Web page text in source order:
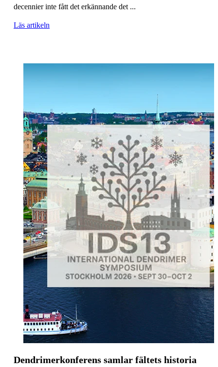
decennier inte fått det erkännande det ...
Läs artikeln
Dendrimerkonferens samlar fältets historia